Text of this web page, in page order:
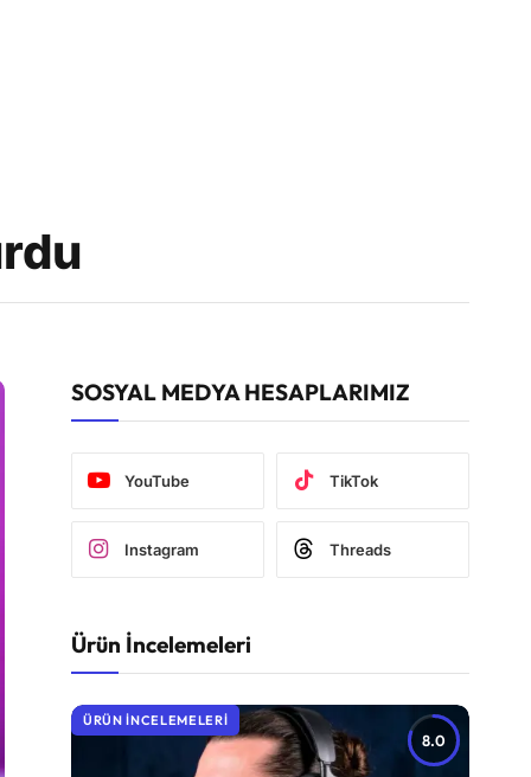
SOSYAL MEDYA HESAPLARIMIZ
YouTube TikTok
Instagram Threads
Ürün İncelemeleri
8.0
ÜRÜN İNCELEMELERI